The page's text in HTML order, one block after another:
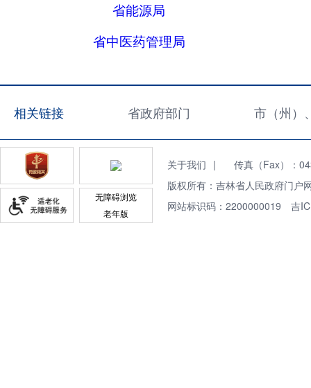
省能源局
省中医药管理局
相关链接 省政府部门 市（州）
无障碍浏览
老年版
关于我们 |
传真（Fax）：
版权所有：吉林省人民政府门
网站标识码：2200000019 吉